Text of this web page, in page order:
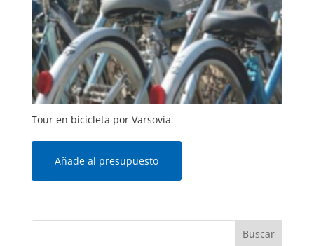
Tour en bicicleta por Varsovia
Añade al presupuesto